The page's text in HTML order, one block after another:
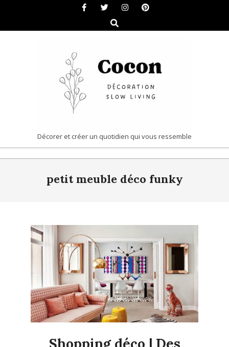
content
Search
COCON
|
DÉCORATION
LIVING
Décorer et créer un quotidien qui vous ressemble
petit meuble déco funky